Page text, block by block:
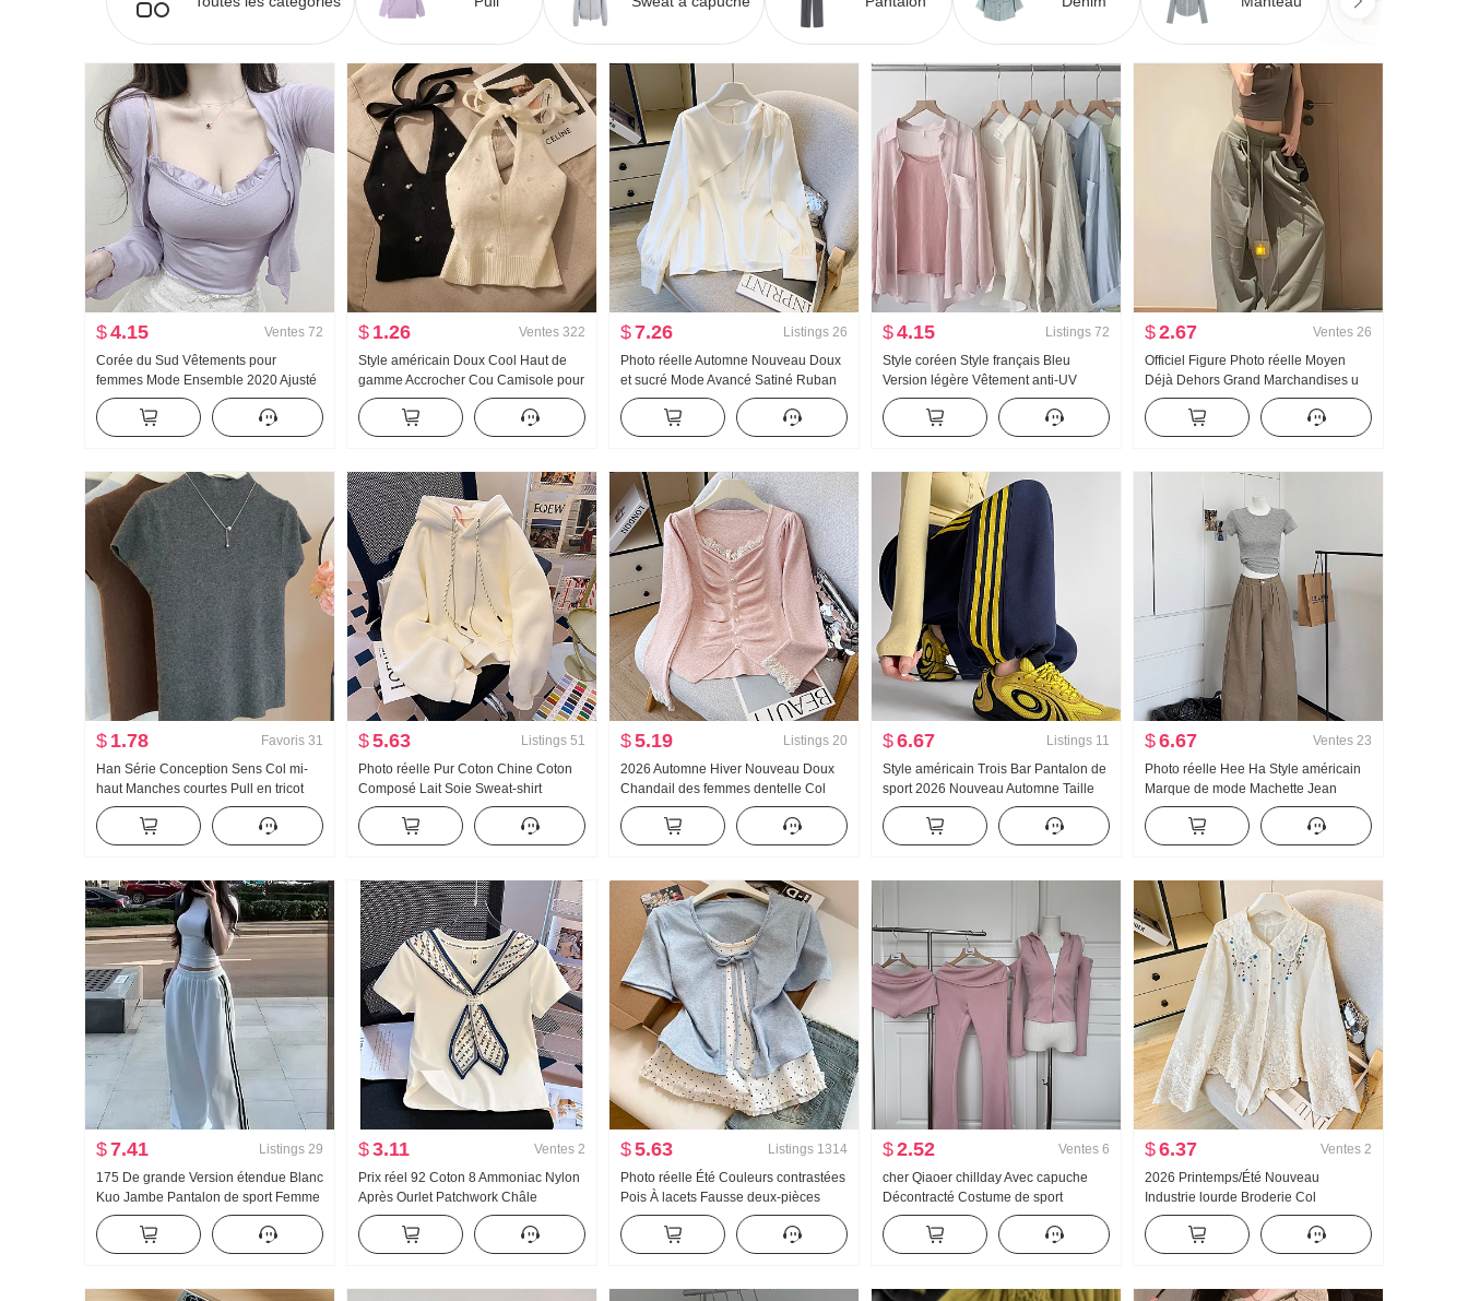
$4.15 Ventes 72
Corée du Sud Vêtements pour
femmes Mode Ensemble 2020 Ajusté
Camisole Cardigan Ensemble deux
pièces T-shirt Top Femme
$ 1.26 Ventes 322
Style américain Doux Cool Haut de
gamme Accrocher Cou Camisole pour
femmes Été Port extérieur À l'intérieur
Match T-shirt de base Style pin-up
Tricoté Bandeau bustier Top
$7.26 Listings 26
Photo réelle Automne Nouveau Doux
et sucré Mode Avancé Satiné Ruban
flottant Nœud papillon Chiffon Style
français Chemise Top des femmes
$4.15 Listings 72
Style coréen Style français Bleu
Version légère Vêtement anti-UV
Manches longues Chemise Femme
Vêtements d'été Ample Décontracté
Détente Manches longues Unique
$2.67 Ventes 26
Officiel Figure Photo réelle Moyen
Déjà Dehors Grand Marchandises u
Collier Os de boeuf Boucle En forme
de I Débardeur Bretelles Kuo Jambe
Traîne Sport Pantalon long Ensemble
$ 1.78 Favoris 31
Han Série Conception Sens Col mi-
haut Manches courtes Pull en tricot
Femme Automne 2024 Nouveau
Couleur unie Polyvalent Ajusté
Amincissant Top
$5.63 Listings 51
Photo réelle Pur Coton Chine Coton
Composé Lait Soie Sweat-shirt
Femme Version légère 2025 Automne
Nouveau Avec capuche Manches
longues T-shirt Top
$5.19 Listings 20
2026 Automne Hiver Nouveau Doux
Chandail des femmes dentelle Col
roulé Épais Pull en tricot Femme
Conception Sens dentelle Manches
longues Top
$6.67 Listings 11
Style américain Trois Bar Pantalon de
sport 2026 Nouveau Automne Taille
haute Kuo Jambe Bas resserré
Pantalon décontracté Wei Pantalon
Pantalon cargo
$6.67 Ventes 23
Photo réelle Hee Ha Style américain
Marque de mode Machette Jean
Ample Kuo Jambe Décontracté
Pantalon
$7.41 Listings 29
175 De grande Version étendue Blanc
Kuo Jambe Pantalon de sport Femme
Printemps et automne Nouveau
Polyvalent Rayures Décontracté
Traîne Pantalon
$3.11 Ventes 2
Prix réel 92 Coton 8 Ammoniac Nylon
Après Ourlet Patchwork Châle
Foulard en soie Ajusté Col en V
Manches courtes T-shirt Femme
$5.63 Listings 1314
Photo réelle Été Couleurs contrastées
Pois À lacets Fausse deux-pièces
Manches courtes T-shirt Femme Été
Nouveau Style sucré Niche Top
$2.52 Ventes 6
cher Qiaoer chillday Avec capuche
Décontracté Costume de sport
Femme Printemps Épaules dénudées
Manteau Pantalon évasé Ensemble
trois pièces
$6.37 Ventes 2
2026 Printemps/Été Nouveau
Industrie lourde Broderie Col
Claudine Chemise pour femmes Style
français Rétro Protection solaire
Cardigan